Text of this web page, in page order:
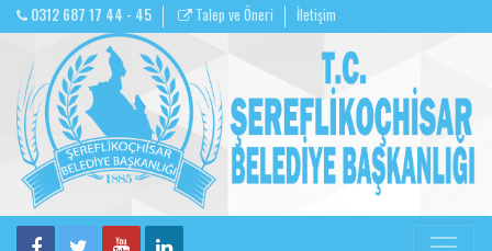
0312 687 17 44 - 45 Talep ve Öneri İletişim